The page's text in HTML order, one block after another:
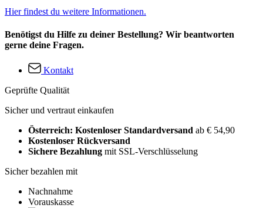
Hier findest du weitere Informationen.
Benötigst du Hilfe zu deiner Bestellung? Wir beantworten
gerne deine Fragen.
Kontakt
Geprüfte Qualität
Sicher und vertraut einkaufen
Österreich: Kostenloser Standardversand ab € 54,90
Kostenloser Rückversand
Sichere Bezahlung mit SSL-Verschlüsselung
Sicher bezahlen mit
Nachnahme
Vorauskasse